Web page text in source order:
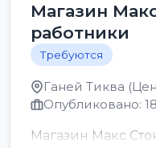
Магазин
работники
Требуются
Ганей Тиква
Опубликовано:
Магазин Макс